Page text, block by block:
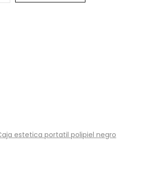
estetica portatil polipiel negro